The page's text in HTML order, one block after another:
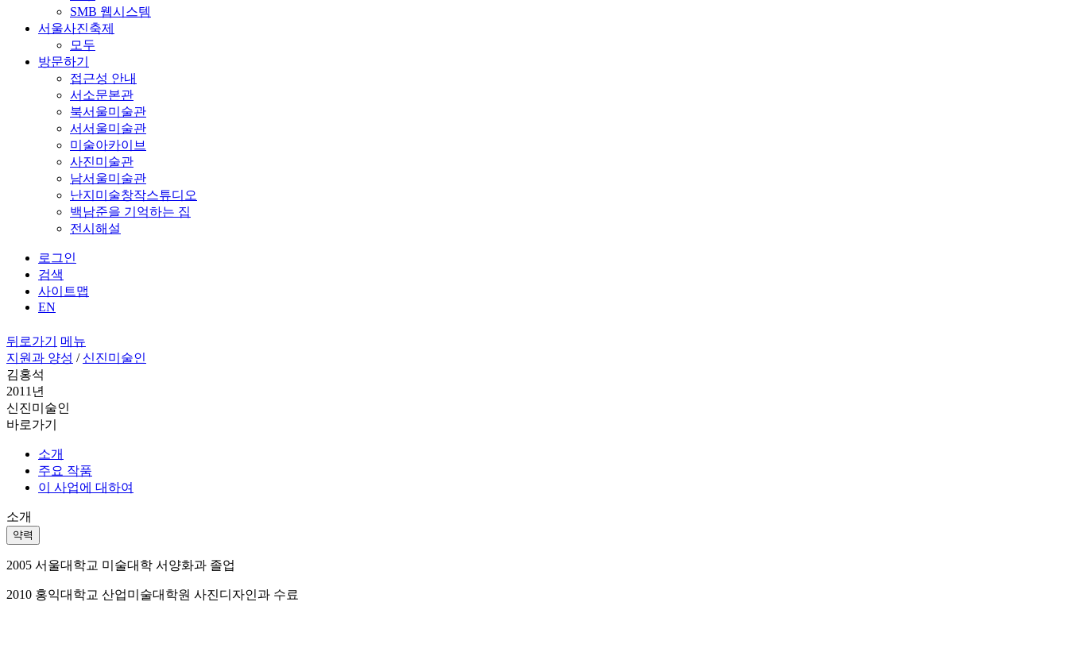
SMB 웹시스템
서울사진축제
모두
방문하기
접근성 안내
서소문본관
북서울미술관
서서울미술관
미술아카이브
사진미술관
남서울미술관
난지미술창작스튜디오
백남준을 기억하는 집
전시해설
로그인
검색
사이트맵
EN
뒤로가기
메뉴
지원과 양성 / 신진미술인
김홍석
2011년
신진미술인
바로가기
소개
주요 작품
이 사업에 대하여
소개
약력
2005 서울대학교 미술대학 서양화과 졸업
2010 홍익대학교 산업미술대학원 사진디자인과 수료